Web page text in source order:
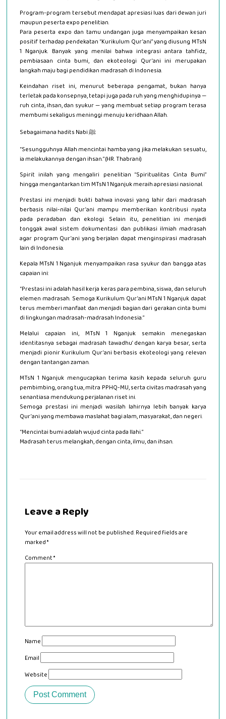
Program-program tersebut mendapat apresiasi luas dari dewan juri
maupun peserta expo penelitian.
Para peserta expo dan tamu undangan juga menyampaikan kesan
positif terhadap pendekatan “Kurikulum Qur’ani” yang diusung MTsN
1 Nganjuk. Banyak yang menilai bahwa integrasi antara tahfidz,
pembiasaan cinta bumi, dan ekoteologi Qur’ani ini merupakan
langkah maju bagi pendidikan madrasah di Indonesia.
Keindahan riset ini, menurut beberapa pengamat, bukan hanya
terletak pada konsepnya, tetapi juga pada ruh yang menghidupinya —
ruh cinta, ihsan, dan syukur — yang membuat setiap program terasa
membumi sekaligus meninggi menuju keridhaan Allah.
Sebagaimana hadits Nabi ﷺ:
“Sesungguhnya Allah mencintai hamba yang jika melakukan sesuatu,
ia melakukannya dengan ihsan.” (HR. Thabrani)
Spirit inilah yang mengaliri penelitian “Spiritualitas Cinta Bumi”
hingga mengantarkan tim MTsN 1 Nganjuk meraih apresiasi nasional.
Prestasi ini menjadi bukti bahwa inovasi yang lahir dari madrasah
berbasis nilai-nilai Qur’ani mampu memberikan kontribusi nyata
pada peradaban dan ekologi. Selain itu, penelitian ini menjadi
tonggak awal sistem dokumentasi dan publikasi ilmiah madrasah
agar program Qur’ani yang berjalan dapat menginspirasi madrasah
lain di Indonesia.
Kepala MTsN 1 Nganjuk menyampaikan rasa syukur dan bangga atas
capaian ini:
“Prestasi ini adalah hasil kerja keras para pembina, siswa, dan seluruh
elemen madrasah. Semoga Kurikulum Qur’ani MTsN 1 Nganjuk dapat
terus memberi manfaat dan menjadi bagian dari gerakan cinta bumi
di lingkungan madrasah-madrasah Indonesia.”
Melalui capaian ini, MTsN 1 Nganjuk semakin menegaskan
identitasnya sebagai madrasah tawadhu’ dengan karya besar, serta
menjadi pionir Kurikulum Qur’ani berbasis ekoteologi yang relevan
dengan tantangan zaman.
MTsN 1 Nganjuk mengucapkan terima kasih kepada seluruh guru
pembimbing, orang tua, mitra PPHQ-MU, serta civitas madrasah yang
senantiasa mendukung perjalanan riset ini.
Semoga prestasi ini menjadi wasilah lahirnya lebih banyak karya
Qur’ani yang membawa maslahat bagi alam, masyarakat, dan negeri.
“Mencintai bumi adalah wujud cinta pada Ilahi.”
Madrasah terus melangkah, dengan cinta, ilmu, dan ihsan.
Leave a Reply
Your email address will not be published. Required fields are
marked*
Comment*
Name
Email
Website